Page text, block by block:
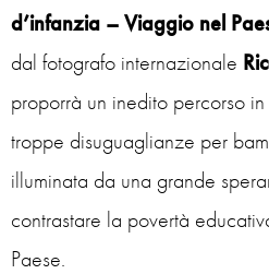
d’infanzia – Viaggio nel
dal fotografo internazionale
proporrà un inedito percorso
troppe disuguaglianze per
illuminata da una grande
contrastare la povertà
Paese.